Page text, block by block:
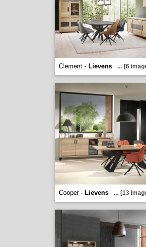
Clement - Lievens ... [6
Cooper - Lievens ... [13